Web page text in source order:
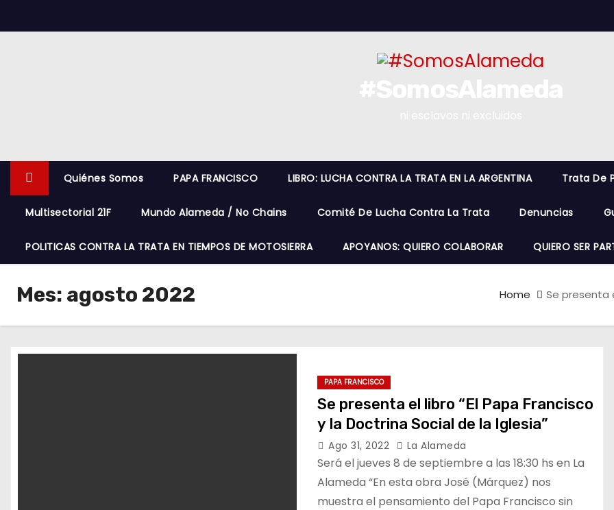
k
n
Quiénes Somos PAPA FRANCISCO LIBRO: LUCHA CONTRA LA TRATA EN LA ARGENTINA Trata De
Multisectorial 21F Mundo Alameda / No Chains Comité De Lucha Contra La Trata Denuncias
POLITICAS CONTRA LA TRATA EN TIEMPOS DE MOTOSIERRA APOYANOS: QUIERO COLABORAR QUIERO SER
Mes: agosto 2022 Home Se presenta
PAPA FRANCISCO
Se presenta el libro “El Papa Francisco
y la Doctrina Social de la Iglesia”
Ago 31, 2022 La Alameda
Será el jueves 8 de septiembre a las 18:30 hs en La
Alameda “En esta obra José (Márquez) nos
muestra el pensamiento del Papa Francisco sin